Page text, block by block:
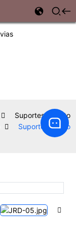
Suportes de teto
Suporte de teto